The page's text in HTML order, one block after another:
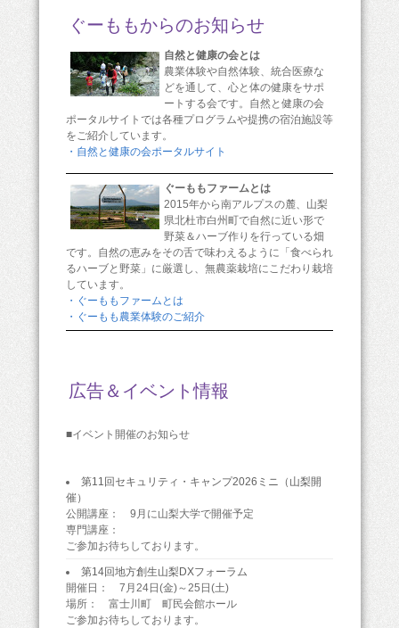
ぐーももからのお知らせ
自然と健康の会とは
農業体験や自然体験、統合医療な
どを通して、心と体の健康をサポ
ートする会です。自然と健康の会
ポータルサイトでは各種プログラムや提携の宿泊施設等
をご紹介しています。
・自然と健康の会ポータルサイト
ぐーももファームとは
2015年から南アルプスの麓、山梨
県北杜市白州町で自然に近い形で
野菜＆ハーブ作りを行っている畑
です。自然の恵みをその舌で味わえるように「食べられ
るハーブと野菜」に厳選し、無農薬栽培にこだわり栽培
しています。
・ぐーももファームとは
・ぐーもも農業体験のご紹介
広告＆イベント情報
■イベント開催のお知らせ
第11回セキュリティ・キャンプ2026ミニ（山梨開
催）
公開講座： 9月に山梨大学で開催予定
専門講座：
ご参加お待ちしております。
第14回地方創生山梨DXフォーラム
開催日： 7月24日(金)～25日(土)
場所： 富士川町 町民会館ホール
ご参加お待ちしております。